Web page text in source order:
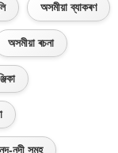
অসমীয়া ব্যাকৰণ
অসমীয়া ৰচনা
নদী সমূহ